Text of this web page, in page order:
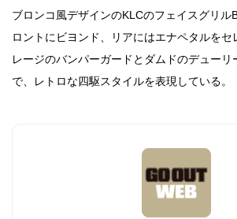
ブロンコ風デザインのKLCのフェイスグリル
ロントにビヨンド、リアにはエナペタルをセ
レージのバンパーガードとダムドのデューリ
で、レトロな四駆スタイルを表現している。